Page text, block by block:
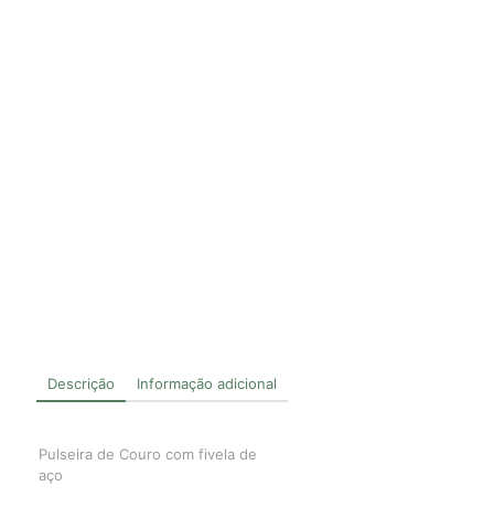
Descrição Informação adicional
Pulseira de Couro com fivela de
aço